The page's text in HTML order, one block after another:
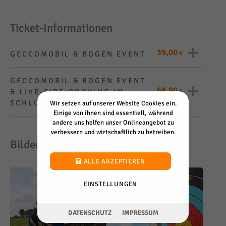
Wir setzen auf unserer Website Cookies ein.
Einige von ihnen sind essentiell, während
andere uns helfen unser Onlineangebot zu
verbessern und wirtschaftlich zu betreiben.
ALLE AKZEPTIEREN
EINSTELLUNGEN
DATENSCHUTZ IMPRESSUM
Ticket-Informationen
GECCOMOBIL & BOGEN EVENT 39,00€
Preis pro
Person
39,00 €
Anzahl
Teilnehmer
min. 10 max. 80
5 Std.
Treff vor Beginn
10 Min.
ANGEBOT ANFRAGEN
GECCOMOBIL & BOGEN EVENT
& LIVE-FIRE-COOKING IM
SCHLOSS WALBECK
68,90€
Person
68,90 €
Anzahl
min. 10 max. 80
10 Min.
ANGEBOT ANFRAGEN
Bilder